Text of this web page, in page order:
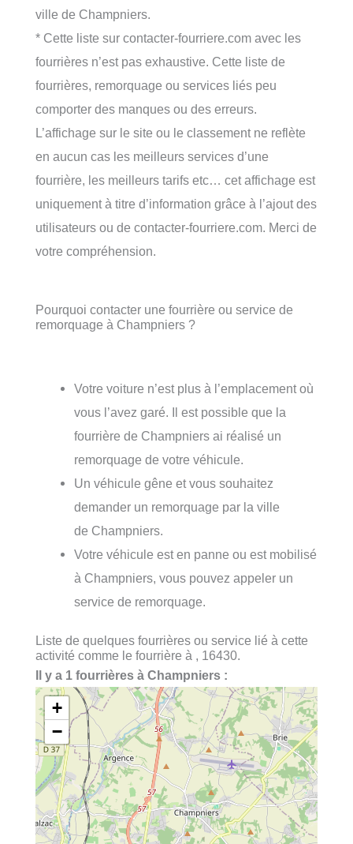
ville de Champniers.
* Cette liste sur contacter-fourriere.com avec les
fourrières n’est pas exhaustive. Cette liste de
fourrières, remorquage ou services liés peu
comporter des manques ou des erreurs.
L’affichage sur le site ou le classement ne reflète
en aucun cas les meilleurs services d’une
fourrière, les meilleurs tarifs etc… cet affichage est
uniquement à titre d’information grâce à l’ajout des
utilisateurs ou de contacter-fourriere.com. Merci de
votre compréhension.
Pourquoi contacter une fourrière ou service de
remorquage à Champniers ?
Votre voiture n’est plus à l’emplacement où
vous l’avez garé. Il est possible que la
fourrière de Champniers ai réalisé un
remorquage de votre véhicule.
Un véhicule gêne et vous souhaitez
demander un remorquage par la ville
de Champniers.
Votre véhicule est en panne ou est mobilisé
à Champniers, vous pouvez appeler un
service de remorquage.
Liste de quelques fourrières ou service lié à cette
activité comme le fourrière à , 16430.
Il y a 1 fourrières à Champniers :
+
−